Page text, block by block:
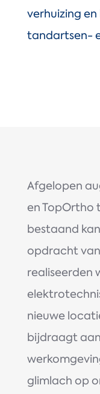
verhuizing
tandartsen-
Afgelopen
en TopOrtho
bestaand
opdracht
realiseerden
nieuwe
bijdraagt
glimlach op